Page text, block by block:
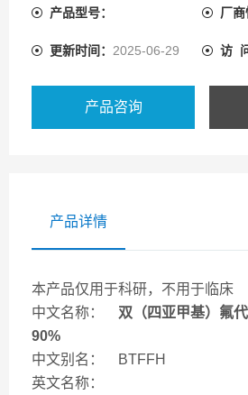
产品型号：
厂商
更新时间： 2025-06-29 访
产品咨询
产品详情
本产品仅用于科研，不用于临床
中文名称： 双（四亚甲基）氟
90%
中文别名： BTFFH
英文名称：